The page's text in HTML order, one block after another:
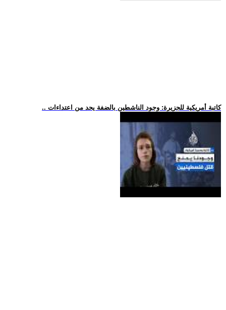
.. كاتبة أمريكية للجزيرة: وجود الناشطين بالضفة يحد من اعتداءات